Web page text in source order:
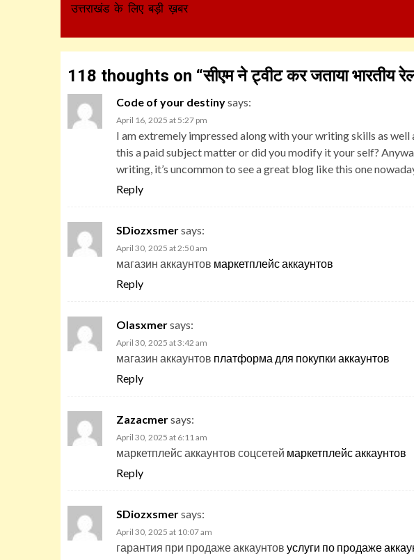
Reading
उत्तराखंड के लिए बड़ी ख़बर
118 thoughts on “सीएम ने ट्वीट कर जताया भारतीय
Code of your destinysays:
April 16, 2025 at 5:27 pm
I am extremely impressed along with your writing skills as
this a paid subject matter or did you modify it your self?
writing, it’s uncommon to see a great blog like this one
Reply
SDiozxsmersays:
April 30, 2025 at 2:50 am
магазин аккаунтов маркетплейс аккаунтов
Reply
Olasxmersays:
April 30, 2025 at 3:42 am
магазин аккаунтов платформа для покупки аккаунтов
Reply
Zazacmersays:
April 30, 2025 at 6:11 am
маркетплейс аккаунтов соцсетей маркетплейс аккаунтов
Reply
SDiozxsmersays:
April 30, 2025 at 10:07 am
гарантия при продаже аккаунтов услуги по продаже